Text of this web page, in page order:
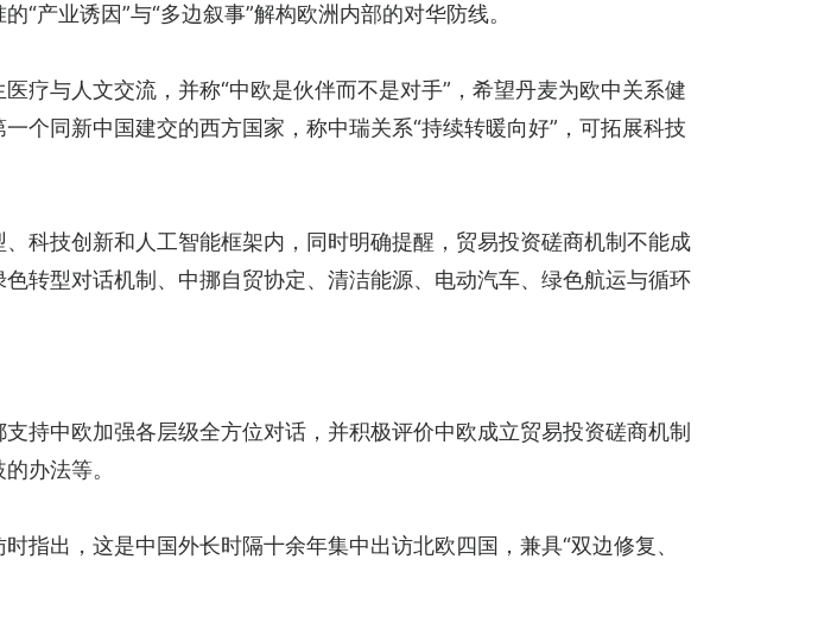
产业诱因”与“多边叙事”解构欧洲内部的对华防线。
疗与人文交流，并称“中欧是伙伴而不是对手”，希望丹麦为欧中关系健
个同新中国建交的西方国家，称中瑞关系“持续转暖向好”，可拓展科技
科技创新和人工智能框架内，同时明确提醒，贸易投资磋商机制不能成
转型对话机制、中挪自贸协定、清洁能源、电动汽车、绿色航运与循环
持中欧加强各层级全方位对话，并积极评价中欧成立贸易投资磋商机制
办法等。
指出，这是中国外长时隔十余年集中出访北欧四国，兼具“双边修复、